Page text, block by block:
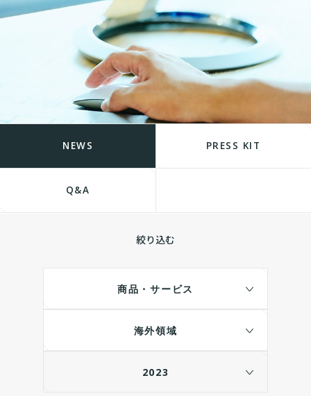
NEWS PRESS KIT
Q&A
絞り込む
商品・サービス
海外領域
2023